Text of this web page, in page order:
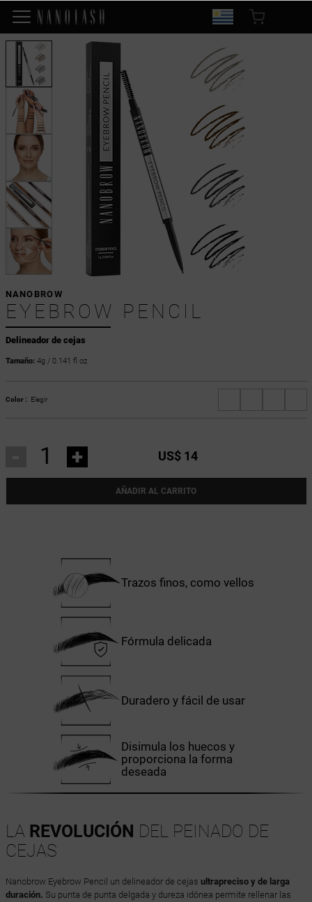
Delineador de cejas
NANOBROW
EYEBROW PENCIL
Tamaño: 4g / 0.141 fl oz
Color : Elegir
+ US$ 14
AÑADIR AL CARRITO
Trazos finos, como vellos
Fórmula delicada
Duradero y fácil de usar
Disimula los huecos y
proporciona la forma
deseada
LA REVOLUCIÓN DEL PEINADO DE
CEJAS
Nanobrow Eyebrow Pencil un delineador de cejas ultrapreciso y de larga
duración. Su punta de punta delgada y dureza idónea permite rellenar las